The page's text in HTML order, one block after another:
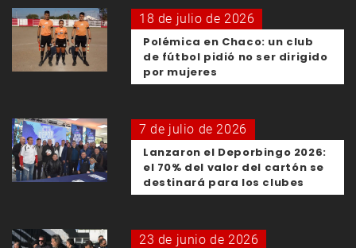
18 de julio de 2026
Polémica en Chaco: un club
de fútbol pidió no ser dirigido
por mujeres
7 de julio de 2026
Lanzaron el Deporbingo 2026:
el 70% del valor del cartón se
destinará para los clubes
23 de junio de 2026